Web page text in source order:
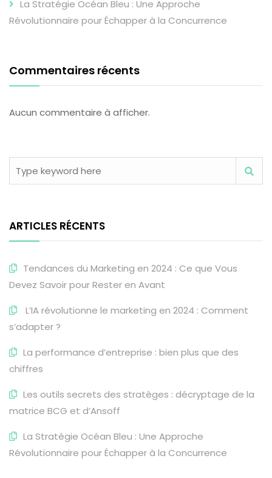
La Stratégie Océan Bleu : Une Approche
Révolutionnaire pour Échapper à la Concurrence
Commentaires récents
Aucun commentaire à afficher.
ARTICLES RÉCENTS
Tendances du Marketing en 2024 : Ce que Vous
Devez Savoir pour Rester en Avant
L’IA révolutionne le marketing en 2024 : Comment
s’adapter ?
La performance d’entreprise : bien plus que des
chiffres
Les outils secrets des stratèges : décryptage de la
matrice BCG et d’Ansoff
La Stratégie Océan Bleu : Une Approche
Révolutionnaire pour Échapper à la Concurrence